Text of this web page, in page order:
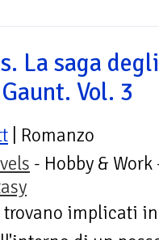
La saga degli
Vol. 3
| Romanzo
- Hobby & Work
implicati